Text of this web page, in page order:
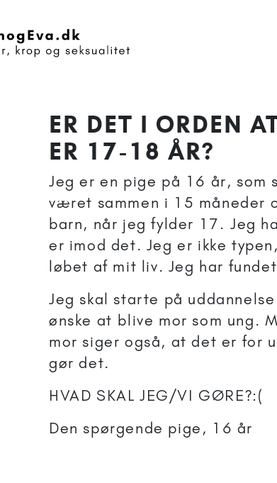
ER DET I ORDEN
ER 17-18 ÅR?
Jeg er en pige på 16 år,
været sammen i 15 måneder
barn, når jeg fylder 17. Jeg
er imod det. Jeg er ikke
løbet af mit liv. Jeg har
Jeg skal starte på
ønske at blive mor som ung.
mor siger også, at det er for
gør det.
HVAD SKAL JEG/VI GØRE?:(
Den spørgende pige, 16 år